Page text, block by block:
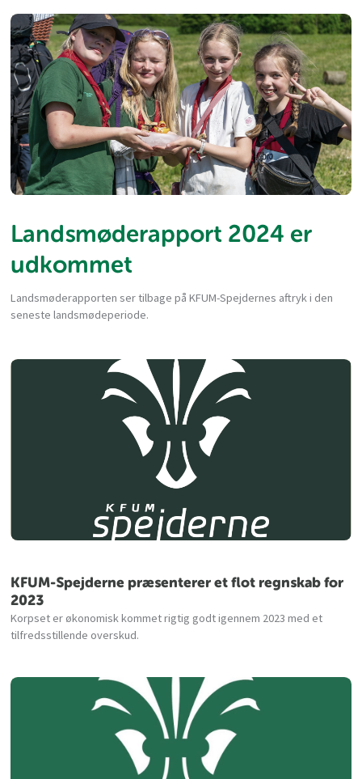
Landsmøderapport 2024 er
udkommet
Landsmøderapporten ser tilbage på KFUM-Spejdernes aftryk i den
seneste landsmødeperiode.
KFUM-Spejderne præsenterer et flot regnskab for
2023
Korpset er økonomisk kommet rigtig godt igennem 2023 med et
tilfredsstillende overskud.